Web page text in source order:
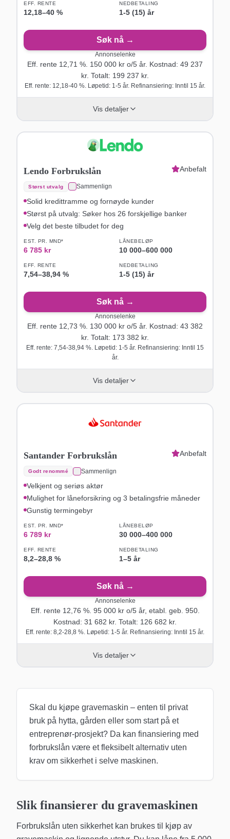
EFF. RENTE
12,18–40 %
NEDBETALING
1-5 (15) år
Søk nå →
Annonselenke
Eff. rente 12,71 %. 150 000 kr o/5 år. Kostnad: 49 237
kr. Totalt: 199 237 kr.
Eff. rente: 12,18-40 %. Løpetid: 1-5 år. Refinansiering: Inntil 15 år.
Vis detaljer
Lendo Forbrukslån
Størst utvalg Sammenlign
Anbefalt
Solid kredittramme og fornøyde kunder
Størst på utvalg: Søker hos 26 forskjellige banker
Velg det beste tilbudet for deg
EST. PR. MND*
6 785 kr
LÅNEBELØP
10 000–600 000
EFF. RENTE
7,54–38,94 %
NEDBETALING
1-5 (15) år
Søk nå →
Annonselenke
Eff. rente 12,73 %. 130 000 kr o/5 år. Kostnad: 43 382
kr. Totalt: 173 382 kr.
Eff. rente: 7,54-38,94 %. Løpetid: 1-5 år. Refinansiering: Inntil 15
år.
Vis detaljer
Santander Forbrukslån
Godt renommé Sammenlign
Anbefalt
Velkjent og seriøs aktør
Mulighet for låneforsikring og 3 betalingsfrie måneder
Gunstig termingebyr
EST. PR. MND*
6 789 kr
LÅNEBELØP
30 000–400 000
EFF. RENTE
8,2–28,8 %
NEDBETALING
1–5 år
Søk nå →
Annonselenke
Eff. rente 12,76 %. 95 000kr o/5år, etabl. geb. 950.
Kostnad: 31 682 kr. Totalt: 126 682 kr.
Eff. rente: 8,2-28,8 %. Løpetid: 1-5 år. Refinansiering: Inntil 15 år.
Vis detaljer
Skal du kjøpe gravemaskin – enten til privat
bruk på hytta, gården eller som start på et
entreprenør-prosjekt? Da kan finansiering med
forbrukslån være et fleksibelt alternativ uten
krav om sikkerhet i selve maskinen.
Slik finansierer du gravemaskinen
Forbrukslån uten sikkerhet kan brukes til kjøp av